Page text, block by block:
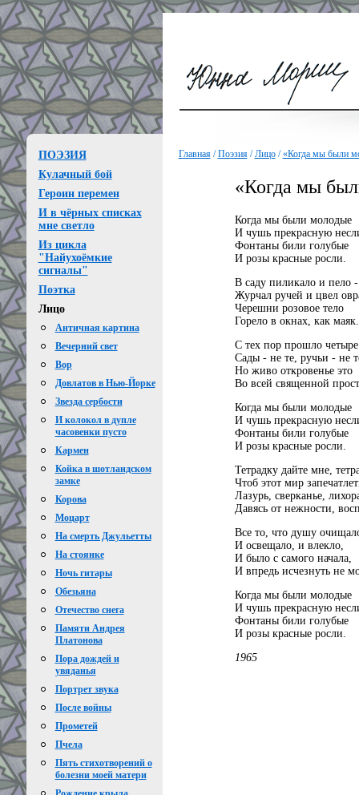
ПОЭЗИЯ
Кулачный бой
Героин перемен
И в чёрных списках
мне светло
Из цикла
"Найухоёмкие
сигналы"
Поэтка
Лицо
Античная картина
Вечерний свет
Вор
Довлатов в Нью-Йорке
Звезда сербости
И колокол в дупле
часовенки пусто
Кармен
Койка в шотландском
замке
Корова
Моцарт
На смерть Джульетты
На стоянке
Ночь гитары
Обезьяна
Отечество снега
Памяти Андрея
Платонова
Пора дождей и
увяданья
Портрет звука
После войны
Прометей
Пчела
Пять стихотворений о
болезни моей матери
Главная/Поэзия/Лицо/«Когда мы были
«Когда мы
Когда мы были молодые
И чушь прекрасную
Фонтаны били голубые
И розы красные росли.
В саду пиликало и пело -
Журчал ручей и цвел
Черешни розовое тело
Горело в окнах, как маяк.
С тех пор прошло четыре
Сады - не те, ручьи - не
Но живо откровенье это
Во всей священной
Когда мы были молодые
И чушь прекрасную
Фонтаны били голубые
И розы красные росли.
Тетрадку дайте мне,
Чтоб этот мир
Лазурь, сверканье,
Давясь от нежности,
Все то, что душу
И освещало, и влекло,
И было с самого начала,
И впредь исчезнуть не
Когда мы были молодые
И чушь прекрасную
Фонтаны били голубые
И розы красные росли.
1965